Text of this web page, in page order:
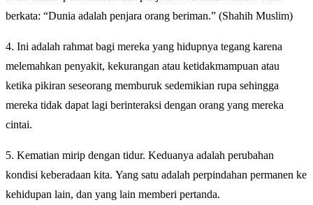
berkata: “Dunia adalah penjara orang beriman.” (Shahih Muslim)
4. Ini adalah rahmat bagi mereka yang hidupnya tegang karena
melemahkan penyakit, kekurangan atau ketidakmampuan atau
ketika pikiran seseorang memburuk sedemikian rupa sehingga
mereka tidak dapat lagi berinteraksi dengan orang yang mereka
cintai.
5. Kematian mirip dengan tidur. Keduanya adalah perubahan
kondisi keberadaan kita. Yang satu adalah perpindahan permanen ke
kehidupan lain, dan yang lain memberi pertanda.